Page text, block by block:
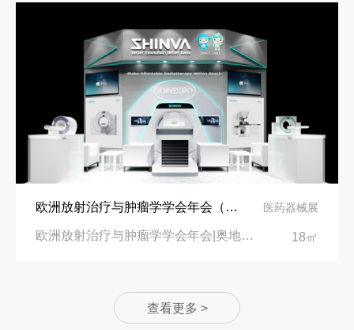
欧洲放射治疗与肿瘤学学会年会（ESTRO2025）展台设计搭建-中国领先的医疗设备制造商“新华医疗” 医药器械展
欧洲放射治疗与肿瘤学学会年会|奥地利维也纳会展中心 18㎡
查看更多 >